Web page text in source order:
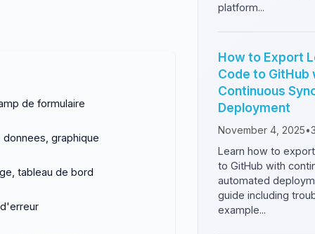
de formulaire
donnees, graphique
tableau de bord
platform...
How to Export
Code to GitHub
Continuous
Deployment
November 4, 2025•
Learn how to
to GitHub with
automated
guide including
example...